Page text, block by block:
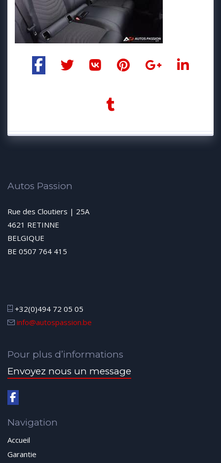
Autos Passion
Rue des Cloutiers | 25A
4621 RETINNE
BELGIQUE
BE 0507 764 415
+32(0)494 72 05 05
info@autospassion.be
Pour plus d’informations
Envoyez nous un message
Navigation
Accueil
Garantie